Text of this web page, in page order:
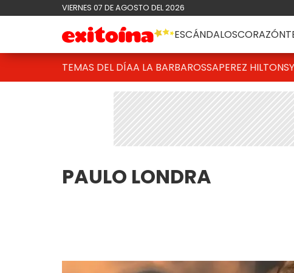
VIERNES 07 DE AGOSTO DEL 2026
ESCÁNDALOSCORAZÓN
TEMAS DEL DÍAA LA BARBAROSSAPEREZ HILTON
PAULO LONDRA